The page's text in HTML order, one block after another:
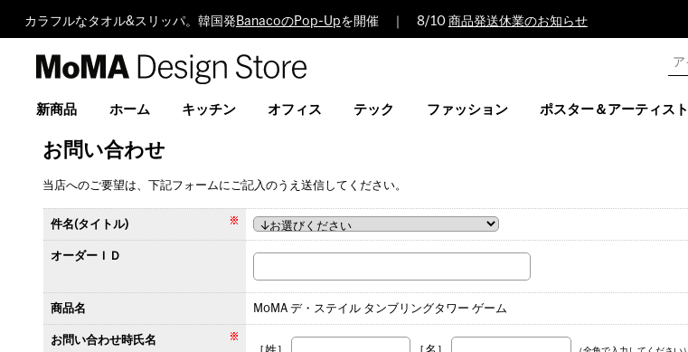
カラフルなタオル&スリッパ。韓国発 BanacoのPop-Upを開催 ｜ 8/10 商品発送休業のお知らせ
Design
新商品 ホーム キッチン オフィス テック ファッション ポスター＆アーティスト
お問い合わせ
当店へのご要望は、下記フォームにご記入のうえ送信してください。
件名(タイトル)
オーダーＩＤ
商品名 MoMA デ・ステイル タンブリングタワー ゲーム
お問い合わせ時氏名